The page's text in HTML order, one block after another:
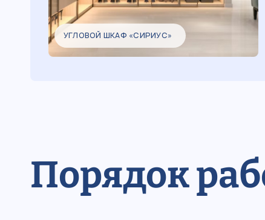
УГЛОВОЙ ШКАФ «СИРИУС»
Порядок